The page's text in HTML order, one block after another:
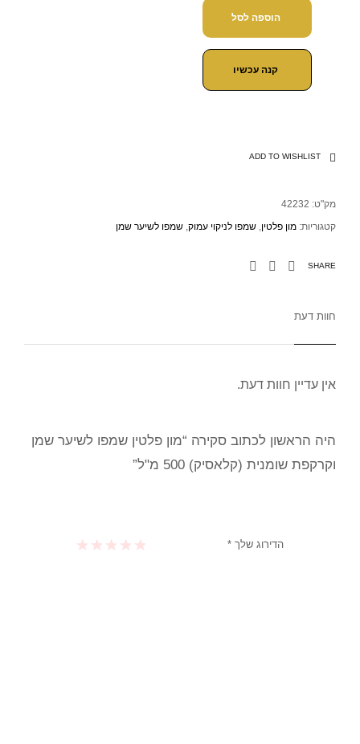
הוספה לסל
קנה עכשיו
ADD TO WISHLIST
מק"ט: 42232
קטגוריות: מון פלטין, שמפו לניקוי עמוק, שמפו לשיער שמן
SHARE
חוות דעת
אין עדיין חוות דעת.
היה הראשון לכתוב סקירה “מון פלטין שמפו לשיער שמן
וקרקפת שומנית (קלאסיק) 500 מ"ל”
הדירוג שלך * 1 מתוך 5 כוכבים 2 מתוך 5 כוכבים 3 מתוך 5 כוכבים 4 מתוך 5 כוכבים